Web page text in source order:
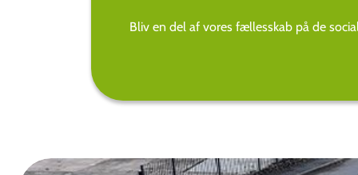
Bliv en del af vores fællesskab på de